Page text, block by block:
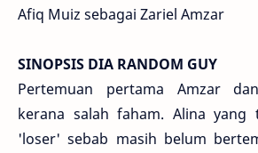
Afiq Muiz sebagai Zariel Amzar
SINOPSIS DIA RANDOM GUY
Pertemuan pertama Amzar
kerana salah faham. Alina yang
'loser' sebab masih belum